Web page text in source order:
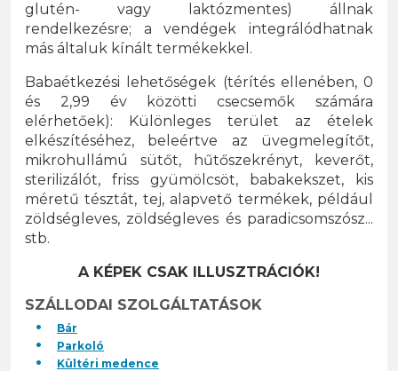
glutén- vagy laktózmentes) állnak
rendelkezésre; a vendégek integrálódhatnak
más általuk kínált termékekkel.
Babaétkezési lehetőségek (térítés ellenében, 0
és 2,99 év közötti csecsemők számára
elérhetőek): Különleges terület az ételek
elkészítéséhez, beleértve az üvegmelegítőt,
mikrohullámú sütőt, hűtőszekrényt, keverőt,
sterilizálót, friss gyümölcsöt, babakekszet, kis
méretű tésztát, tej, alapvető termékek, például
zöldségleves, zöldségleves és paradicsomszósz...
stb.
A KÉPEK CSAK ILLUSZTRÁCIÓK!
SZÁLLODAI SZOLGÁLTATÁSOK
Bár
Parkoló
Kültéri medence